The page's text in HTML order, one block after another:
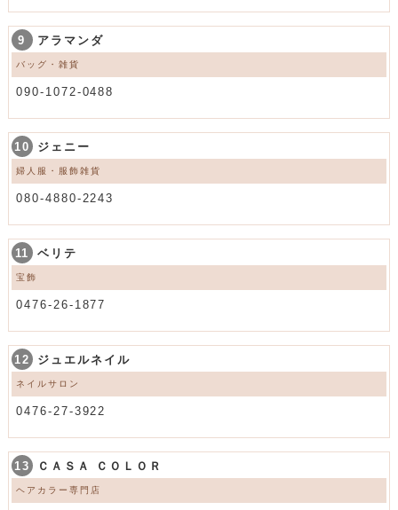
9 アラマンダ
バッグ・雑貨
090-1072-0488
10 ジェニー
婦人服・服飾雑貨
080-4880-2243
11 ベリテ
宝飾
0476-26-1877
12 ジュエルネイル
ネイルサロン
0476-27-3922
13 ＣＡＳＡ ＣＯＬＯＲ
ヘアカラー専門店